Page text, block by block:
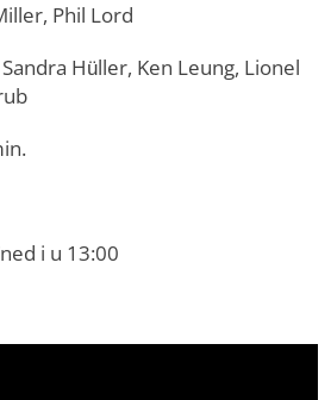
Phil Lord
Hüller, Ken Leung, Lionel
i u 13:00